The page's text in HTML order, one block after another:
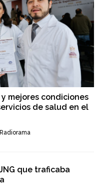
mejores condiciones
de salud en el
que traficaba